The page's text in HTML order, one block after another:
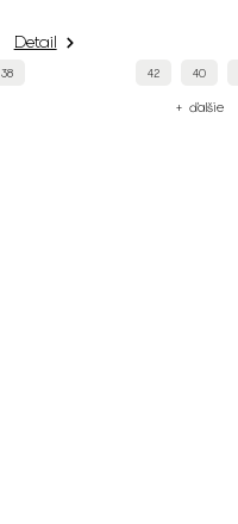
Detail
38 42 40
+ ďalšie